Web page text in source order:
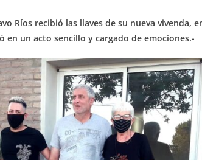
Ríos recibió las llaves de su nueva vivenda,
en un acto sencillo y cargado de emociones.-